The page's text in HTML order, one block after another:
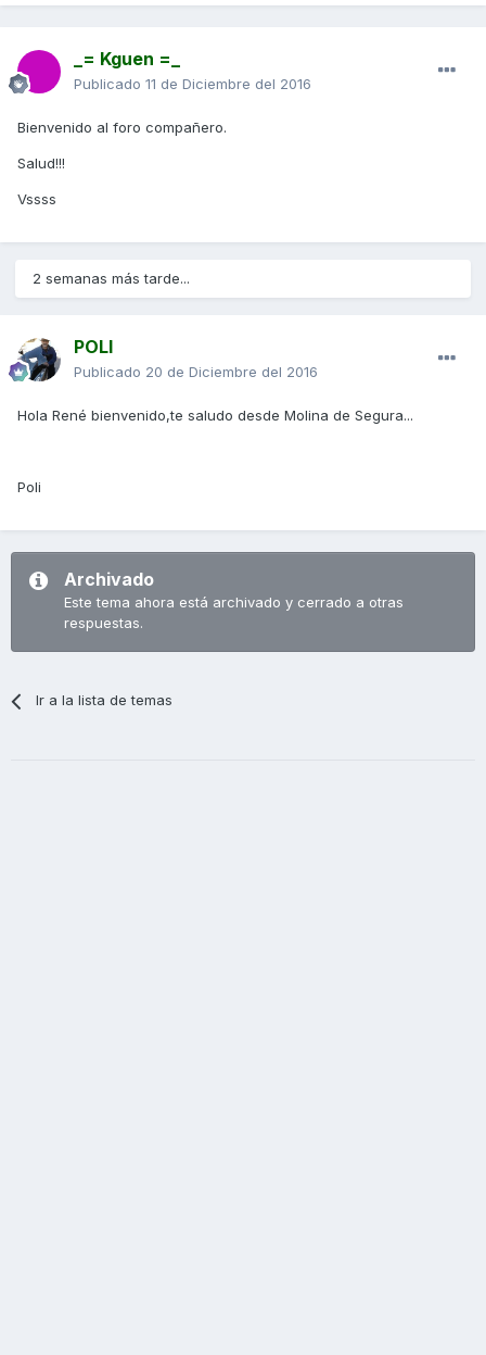
_= Kguen =_
Publicado 11 de Diciembre del 2016
Bienvenido al foro compañero.
Salud!!!
Vssss
2 semanas más tarde...
POLI
Publicado 20 de Diciembre del 2016
Hola René bienvenido,te saludo desde Molina de Segura...
Poli
Archivado
Este tema ahora está archivado y cerrado a otras
respuestas.
Ir a la lista de temas